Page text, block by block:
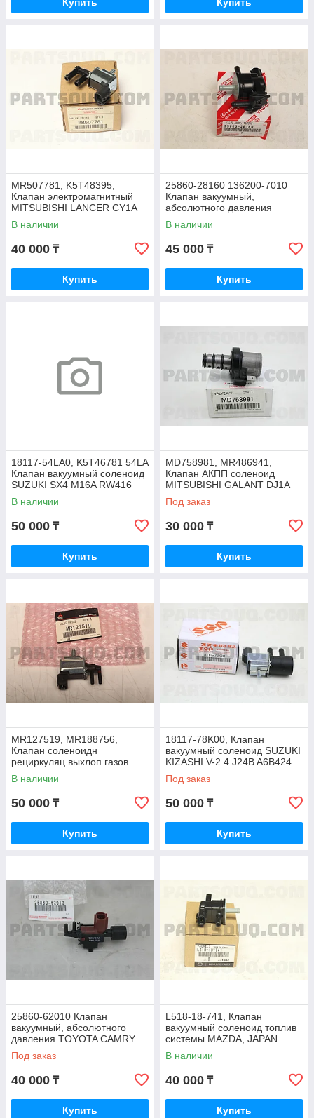
MR507781, K5T48395,
Клапан электромагнитный
MITSUBISHI LANCER CY1A
2007-2017, JAPAN
В наличии
40 000 ₸
Купить
25860-28160 136200-7010
Клапан вакуумный,
абсолютного давления
TOYOTA CAMRY ASV50,
ACV40, JAPAN
В наличии
45 000 ₸
Купить
18117-54LA0, K5T46781 54LA
Клапан вакуумный соленоид
SUZUKI SX4 M16A RW416
2006-2013, JAPAN
В наличии
50 000 ₸
Купить
MD758981, MR486941,
Клапан АКПП соленоид
MITSUBISHI GALANT DJ1A
2003-2012, JAPAN
Под заказ
30 000 ₸
Купить
MR127519, MR188756,
Клапан соленоидн
рециркуляц выхлоп газов
MITSUBISHI PAJERO V93W
2006-2021, JAPAN
В наличии
50 000 ₸
Купить
18117-78K00, Клапан
вакуумный соленоид SUZUKI
KIZASHI V-2.4 J24B A6B424
2012, JAPAN
Под заказ
50 000 ₸
Купить
25860-62010 Клапан
вакуумный, абсолютного
давления TOYOTA CAMRY
ALPHARD, JAPAN
Под заказ
40 000 ₸
Купить
L518-18-741, Клапан
вакуумный соленоид топлив
системы MAZDA, JAPAN
В наличии
40 000 ₸
Купить